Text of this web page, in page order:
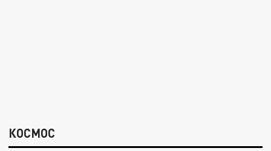
КОСМОС